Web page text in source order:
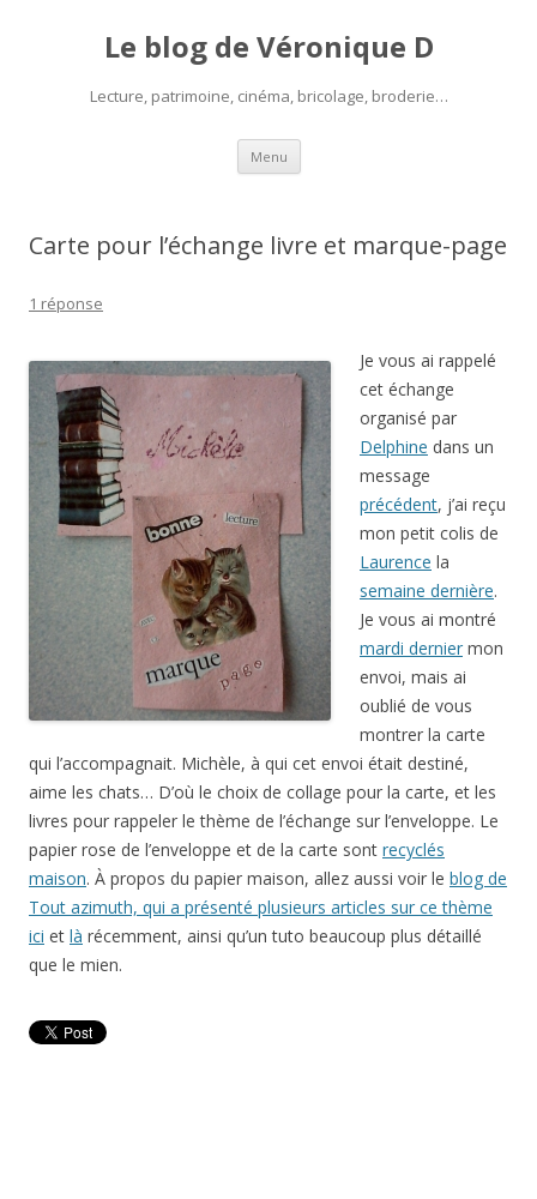
Le blog de Véronique D
Lecture, patrimoine, cinéma, bricolage, broderie…
Menu Aller
contenu
Carte pour l’échange livre et marque-page
1 réponse
Je vous ai rappelé
cet échange
organisé par
Delphine dans un
message
précédent, j’ai reçu
mon petit colis de
Laurence la
semaine dernière.
Je vous ai montré
mardi dernier mon
envoi, mais ai
oublié de vous
montrer la carte
qui l’accompagnait. Michèle, à qui cet envoi était destiné,
aime les chats… D’où le choix de collage pour la carte, et les
livres pour rappeler le thème de l’échange sur l’enveloppe. Le
papier rose de l’enveloppe et de la carte sont recyclés
maison. À propos du papier maison, allez aussi voir le blog de
Tout azimuth, qui a présenté plusieurs articles sur ce thème
ici et là récemment, ainsi qu’un tuto beaucoup plus détaillé
que le mien.